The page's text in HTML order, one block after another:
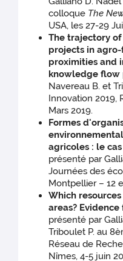
colloque The
USA, les 27-29
The trajectory
projects in
proximities and
knowledge flow
Navereau B. et
Innovation 2019,
Mars 2019.
Formes
agricoles : le
présenté par
Journées des
Montpellier – 12
Which
areas?
présenté par
Triboulet P. au
Réseau de
Nîmes, 4-5 juin